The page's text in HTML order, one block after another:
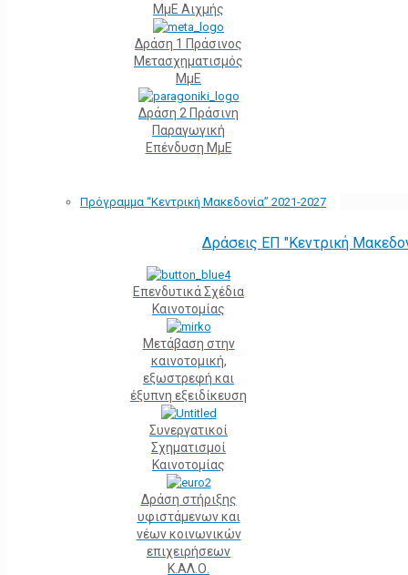
ΜμΕ Αιχμής
Δράση 1 Πράσινος
Μετασχηματισμός
ΜμΕ
Δράση 2 Πράσινη
Παραγωγική
Επένδυση ΜμΕ
Πρόγραμμα “Κεντρική Μακεδονία” 2021-2027
Δράσεις ΕΠ "Κεντρική
Επενδυτικά Σχέδια
Καινοτομίας
Μετάβαση στην
καινοτομική,
εξωστρεφή και
έξυπνη εξειδίκευση
Συνεργατικοί
Σχηματισμοί
Καινοτομίας
Δράση στήριξης
υφιστάμενων και
νέων κοινωνικών
επιχειρήσεων
Κ.ΑΛ.Ο.